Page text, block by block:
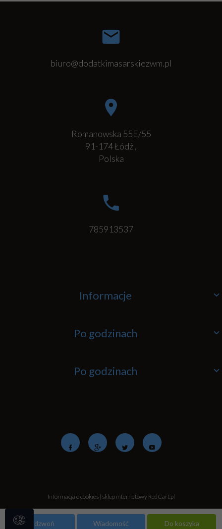
Zadzwoń Wiadomość Do koszyka
biuro@dodatkimasarskiezwm.pl
Romanowska 55E/55
91-174Łódź,
Polska
785913537
Informacje
Po godzinach
Po godzinach
Informacja o cookies| sklep internetowyRedCart.pl